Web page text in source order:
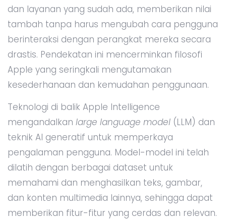
dan layanan yang sudah ada, memberikan nilai
tambah tanpa harus mengubah cara pengguna
berinteraksi dengan perangkat mereka secara
drastis. Pendekatan ini mencerminkan filosofi
Apple yang seringkali mengutamakan
kesederhanaan dan kemudahan penggunaan.
Teknologi di balik Apple Intelligence
mengandalkan large language model (LLM) dan
teknik AI generatif untuk memperkaya
pengalaman pengguna. Model-model ini telah
dilatih dengan berbagai dataset untuk
memahami dan menghasilkan teks, gambar,
dan konten multimedia lainnya, sehingga dapat
memberikan fitur-fitur yang cerdas dan relevan.